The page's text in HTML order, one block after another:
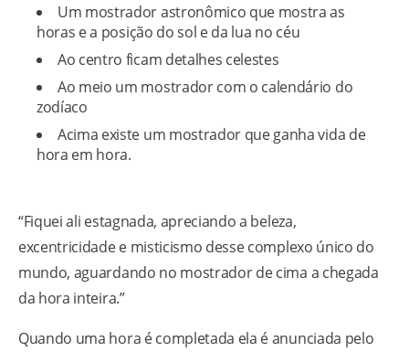
Um mostrador astronômico que mostra as
horas e a posição do sol e da lua no céu
Ao centro ficam detalhes celestes
Ao meio um mostrador com o calendário do
zodíaco
Acima existe um mostrador que ganha vida de
hora em hora.
“Fiquei ali estagnada, apreciando a beleza,
excentricidade e misticismo desse complexo único do
mundo, aguardando no mostrador de cima a chegada
da hora inteira.”
Quando uma hora é completada ela é anunciada pelo